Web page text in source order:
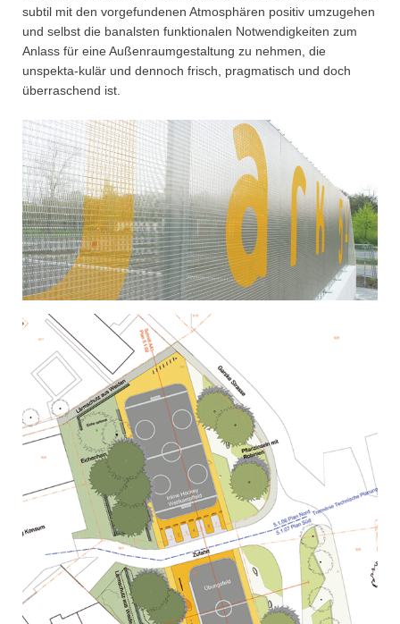
subtil mit den vorgefundenen Atmosphären positiv umzugehen
und selbst die banalsten funktionalen Notwendigkeiten zum
Anlass für eine Außenraumgestaltung zu nehmen, die
unspekta-kulär und dennoch frisch, pragmatisch und doch
überraschend ist.